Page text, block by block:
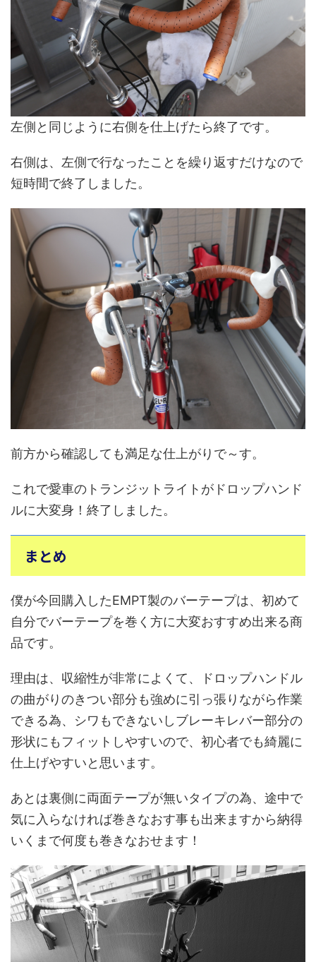
左側と同じように右側を仕上げたら終了です。
右側は、左側で行なったことを繰り返すだけなので
短時間で終了しました。
前方から確認しても満足な仕上がりで～す。
これで愛車のトランジットライトがドロップハンド
ルに大変身！終了しました。
まとめ
僕が今回購入したEMPT製のバーテープは、初めて
自分でバーテープを巻く方に大変おすすめ出来る商
品です。
理由は、収縮性が非常によくて、ドロップハンドル
の曲がりのきつい部分も強めに引っ張りながら作業
できる為、シワもできないしブレーキレバー部分の
形状にもフィットしやすいので、初心者でも綺麗に
仕上げやすいと思います。
あとは裏側に両面テープが無いタイプの為、途中で
気に入らなければ巻きなおす事も出来ますから納得
いくまで何度も巻きなおせます！